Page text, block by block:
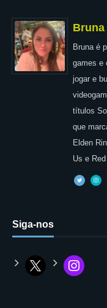
Bruna
Bruna é
games e
jogar e
títulos
que
Elden
Us e
Siga-nos